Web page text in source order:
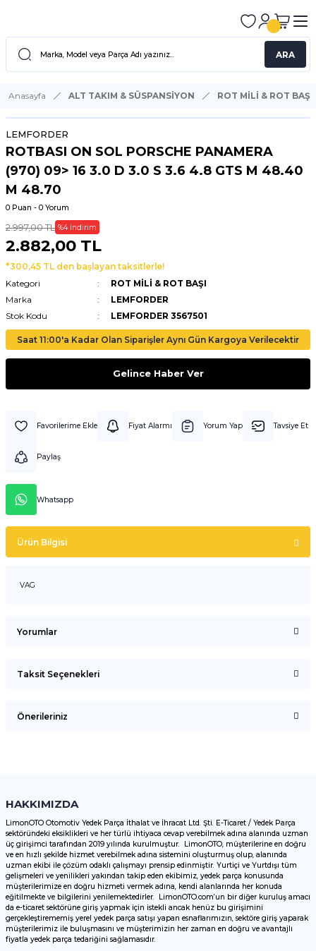
ARA
Anasayfa ALT TAKIM & SÜSPANSİYON ROT MİLİ & ROT BAŞI
LEMFORDER
ROTBASI ON SOL PORSCHE PANAMERA
(970) 09> 16 3.0 D 3.0 S 3.6 4.8 GTS M 48.40
M 48.70
0 Puan - 0 Yorum
2.997,00 TL %4 İndirim
2.882,00 TL
*300,45 TL den başlayan taksitlerle!
Kategori
ROT MİLİ & ROT BAŞI
Marka
LEMFORDER
Stok Kodu
LEMFORDER 3567501
Saat 11:00'a Kadar Olan Siparişler Aynı Gün Kargoya Verilecektir
Gelince Haber Ver
Fiyat Alarmı Yorum Yap Tavsiye Et
Paylaş
Whatsapp
Ürün Bilgisi
VAG
Yorumlar
Taksit Seçenekleri
Önerileriniz
Görüş ve önerileriniz için teşekkür ederiz.
Ürün resmi kalitesiz, bozuk veya görüntülenemiyor.
Ürün açıklamasında eksik bilgiler bulunuyor.
Ürün bilgilerinde hatalar bulunuyor.
Ürün fiyatı diğer sitelerden daha pahalı.
Bu ürüne benzer farklı alternatifler olmalı.
HAKKIMIZDA
LimonOTO Otomotiv Yedek Parça İthalat ve İhracat Ltd. Şti. E-Ticaret / Yedek Parça
sektöründeki eksiklikleri ve her türlü ihtiyaca cevap verebilmek adına alanında uzman
üç girişimci tarafından 2019 yılında kurulmuştur. LimonOTO, müşterilerine en doğru
ve en hızlı şekilde hizmet verebilmek adına sistemini oluşturmuş olup, alanında
uzman ekibi ile çözüm odaklı çalışmayı prensip edinmiştir. Yurtiçi ve Yurtdışı tüm
gelişmeleri ve yenilikleri yakından takip eden ekibimiz, yedek parça konusunda
müşterilerimize en doğru hizmeti vermek adına, kendi alanlarında her konuda
eğitilmekte ve bilgilerini yenilemektedirler. LimonOTO.com’un bir diğer kuruluş amacı
da e-ticaret sektörüne giriş yapmak için istekli ancak henüz bu girişimini
gerçekleştirememiş yerel yedek parça satışı yapan esnaflarımızın, sektöre giriş yaparak
müşterilerimiz ile buluşmasını ve müşterimizin her zaman en doğru ve avantajlı
fiyatla yedek parça tedariğini sağlamasıdır.